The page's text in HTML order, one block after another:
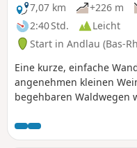
7,07 km
+226 m
2:40 Std.
Leicht
Start in Andlau (Bas-
Eine kurze, einfache
angenehmen kleinen
begehbaren Waldwegen
erhalten sind, bildet den
Route. Außerdem